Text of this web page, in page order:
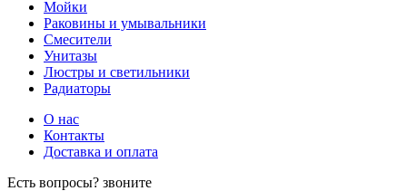
Мойки
Раковины и умывальники
Смесители
Унитазы
Люстры и светильники
Радиаторы
О нас
Контакты
Доставка и оплата
Есть вопросы? звоните